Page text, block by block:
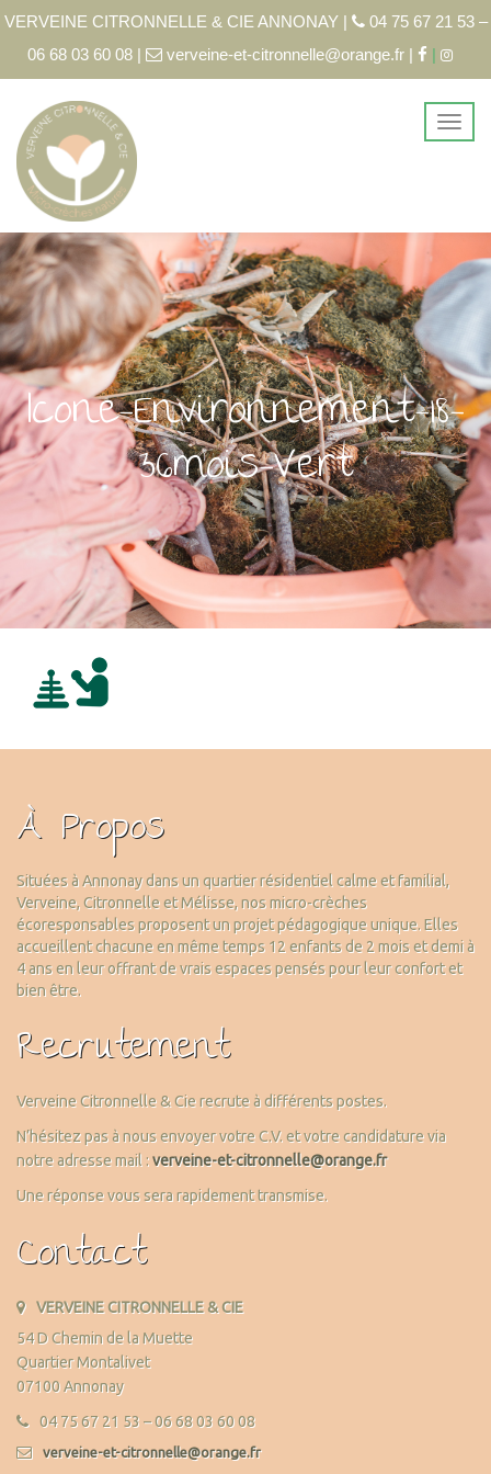
VERVEINE CITRONNELLE & CIE ANNONAY |
04 75 67 21 53 –
06 68 03 60 08 |
verveine-et-citronnelle@orange.fr | |
Icone-Environnement-18-
36mois-Vert
À Propos
Situées à Annonay dans un quartier résidentiel calme et familial,
Verveine, Citronnelle et Mélisse, nos micro-crèches
écoresponsables proposent un projet pédagogique unique. Elles
accueillent chacune en même temps 12 enfants de 2 mois et demi à
4 ans en leur offrant de vrais espaces pensés pour leur confort et
bien être.
Recrutement
Verveine Citronnelle & Cie recrute à différents postes.
N’hésitez pas à nous envoyer votre C.V. et votre candidature via
notre adresse mail :verveine-et-citronnelle@orange.fr
Une réponse vous sera rapidement transmise.
Contact
VERVEINE CITRONNELLE & CIE
54 D Chemin de la Muette
Quartier Montalivet
07100 Annonay
04 75 67 21 53 – 06 68 03 60 08
verveine-et-citronnelle@orange.fr